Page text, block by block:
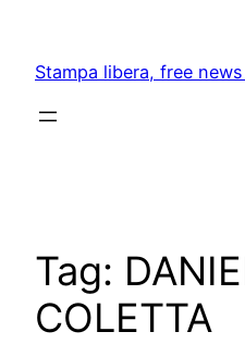
content
Stampa libera, free
Tag:
COLETTA